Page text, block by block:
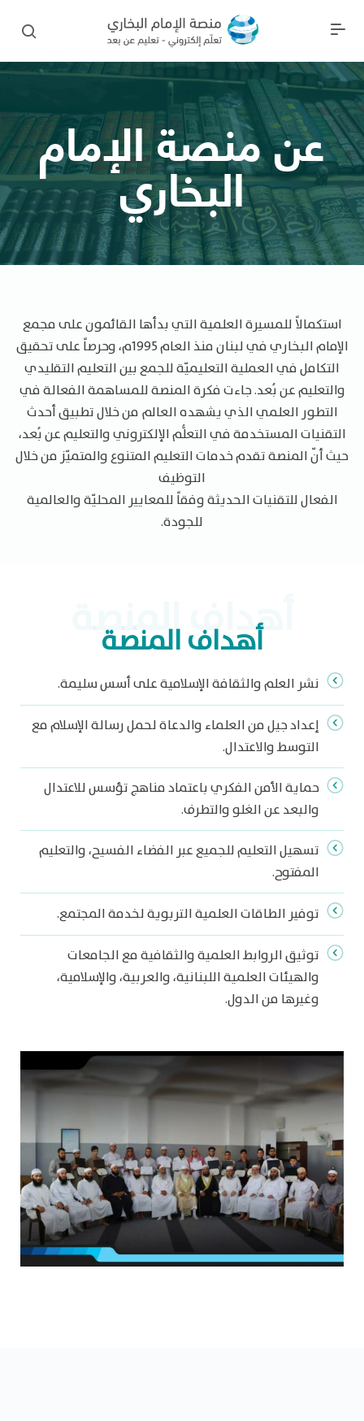
عن منصة الإمام
البخاري
استكمالاً للمسيرة العلمية التي بدأها القائمون على مجمع
الإمام البخاري في لبنان منذ العام 1995م، وحرصاً على تحقيق
التكامل في العملية التعليميّة للجمع بين التعليم التقليدي
والتعليم عن بُعد. جاءت فكرة المنصة للمساهمة الفعالة في
التطور العلمي الذي يشهده العالم من خلال تطبيق أحدث
التقنيات المستخدمة في التعلُّم الإلكتروني والتعليم عن بُعد،
حيث أنّ المنصة تقدم خدمات التعليم المتنوع والمتميّز من خلال
التوظيف
الفعال للتقنيات الحديثة وفقاً للمعايير المحليّة والعالمية
للجودة.
أهداف المنصة​
أهداف المنصة​
نشر العلم والثقافة الإسلامية على أسس سليمة.
إعداد جيل من العلماء والدعاة لحمل رسالة الإسلام مع
التوسط والاعتدال.
حماية الأمن الفكري باعتماد مناهج تؤسس للاعتدال
والبعد عن الغلو والتطرف.
تسهيل التعليم للجميع عبر الفضاء الفسيح، والتعليم
المفتوح.
توفير الطاقات العلمية التربوية لخدمة المجتمع.
توثيق الروابط العلمية والثقافية مع الجامعات
والهيئات العلمية اللبنانية، والعربية، والإسلامية،
وغيرها من الدول.